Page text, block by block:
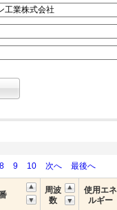
8 9 10 次へ 最後へ
周波
数
使用エネ
ルギー